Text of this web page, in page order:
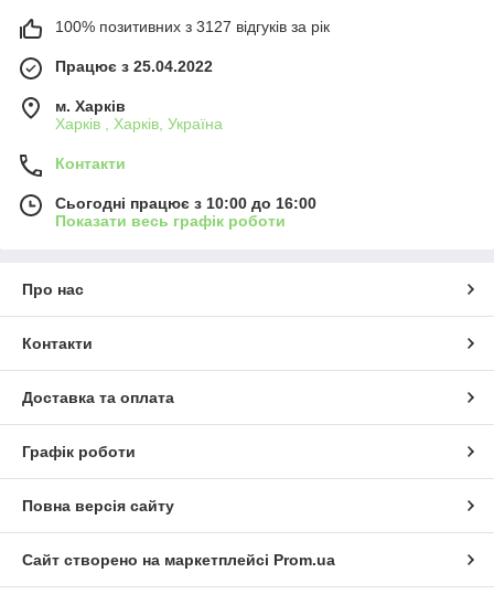
100% позитивних з 3127 відгуків за рік
Працює з 25.04.2022
м. Харків
Харків , Харків, Україна
Контакти
Сьогодні працює з 10:00 до 16:00
Показати весь графік роботи
Про нас
Контакти
Доставка та оплата
Графік роботи
Повна версія сайту
Сайт створено на маркетплейсі Prom.ua